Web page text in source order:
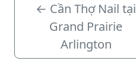
← Cần Thợ Nail tại
Grand Prairie
Arlington